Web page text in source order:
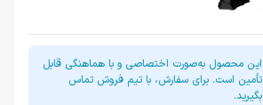
این محصول به‌صورت اختصاصی و با هماهنگی قابل
تأمین است. برای سفارش، با تیم فروش تماس
بگیرید.